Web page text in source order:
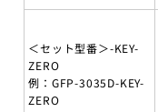
＜セット型番＞-KEY-
ZERO
例：GFP-3035D-KEY-
ZERO